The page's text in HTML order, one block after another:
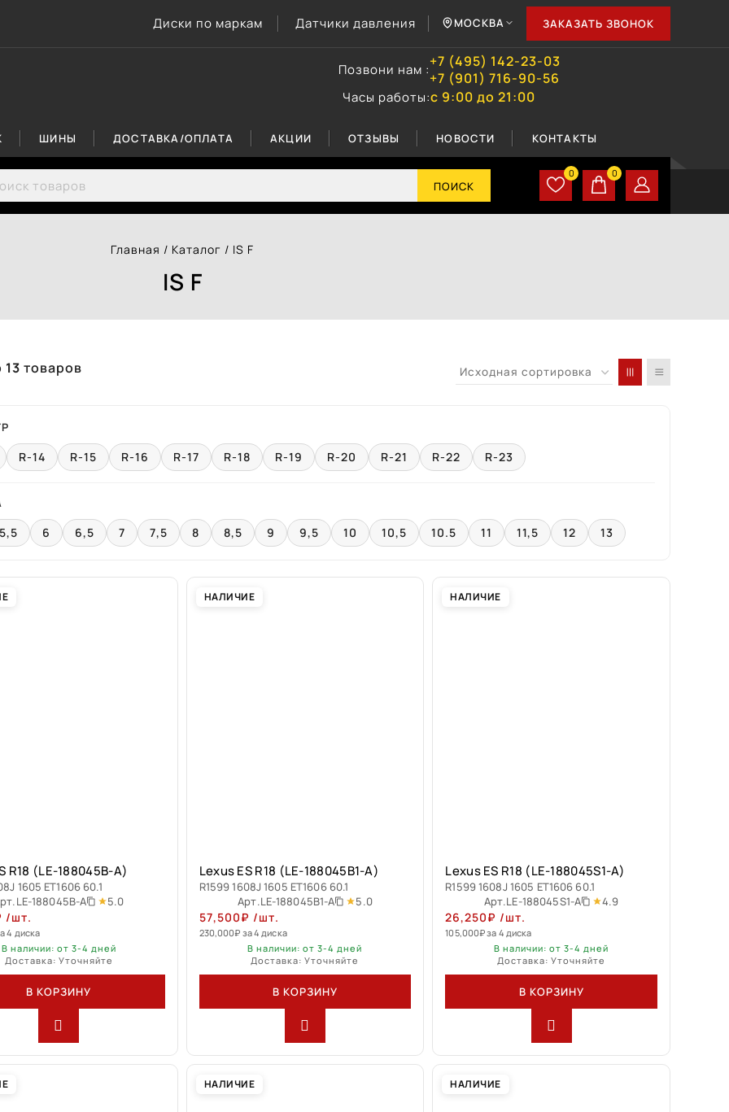
Диски по маркам Датчики давления МОСКВА ЗАКАЗАТЬ ЗВОНОК
Позвони нам :+7 (495) 142-23-03
+7 (901) 716-90-56
Часы работы:с 9:00 до 21:00
ШИНЫ ДОСТАВКА/ОПЛАТА АКЦИИ ОТЗЫВЫ НОВОСТИ КОНТАКТЫ
for: ПОИСК
0 0
Главная / Каталог / IS F
IS F
13 товаров
R-14 R-15 R-16 R-17 R-18 R-19 R-20 R-21 R-22 R-23
5,5 6 6,5 7 7,5 8 8,5 9 9,5 10 10,5 10.5 11 11,5 12 13
R18 (LE-188045B-A)
1605 ET1606 60.1
LE-188045B-A 5.0
/шт.
4 диска
В наличии: от 3-4 дней
Доставка: Уточняйте
В КОРЗИНУ
НАЛИЧИЕ
Lexus ES R18 (LE-188045B1-A)
R1599 1608J 1605 ET1606 60.1
Арт.LE-188045B1-A 5.0
57,500₽ /шт.
230,000₽ за 4 диска
В наличии: от 3-4 дней
Доставка: Уточняйте
В КОРЗИНУ
НАЛИЧИЕ
Lexus ES R18 (LE-188045S1-A)
R1599 1608J 1605 ET1606 60.1
Арт.LE-188045S1-A 4.9
26,250₽ /шт.
105,000₽за 4 диска
В наличии: от 3-4 дней
Доставка: Уточняйте
В КОРЗИНУ
НАЛИЧИЕ НАЛИЧИЕ